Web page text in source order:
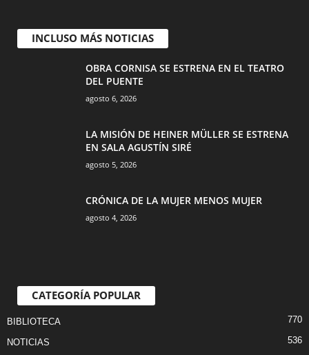
INCLUSO MÁS NOTICIAS
OBRA CORNISA SE ESTRENA EN EL TEATRO
DEL PUENTE
agosto 6, 2026
LA MISIÓN DE HEINER MÜLLER SE ESTRENA
EN SALA AGUSTÍN SIRÉ
agosto 5, 2026
CRÓNICA DE LA MUJER MENOS MUJER
agosto 4, 2026
CATEGORÍA POPULAR
BIBLIOTECA 770
NOTICIAS 536